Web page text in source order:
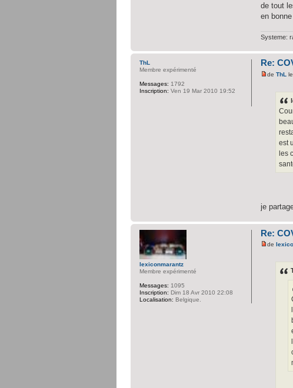
de tout
en
Systeme:
Re:
deThL
est
les
je
ThL
Membre expérimenté
Messages: 1792
Inscription: Ven 19 Mar 2010 19:52
Re:
de
lexiconmarantz
Membre expérimenté
Messages: 1095
Inscription: Dim 18 Avr 2010 22:08
Localisation: Belgique.